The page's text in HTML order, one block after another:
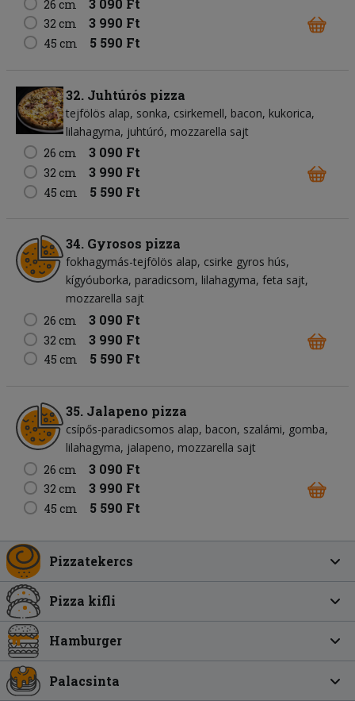
26 cm 3 090 Ft
32 cm 3 990 Ft
45 cm 5 590 Ft
32. Juhtúrós pizza
tejfölös alap sonka csirkemell bacon kukorica
lilahagyma juhtúró mozzarella sajt
26 cm
3 090 Ft
32 cm 3 990 Ft
45 cm 5 590 Ft
34. Gyrosos pizza
fokhagymás-tejfölös alap csirke gyros hús
kígyóuborka paradicsom lilahagyma feta sajt
mozzarella sajt
26 cm
3 090 Ft
32 cm 3 990 Ft
45 cm 5 590 Ft
35. Jalapeno pizza
csípős-paradicsomos alap bacon szalámi gomba
lilahagyma jalapeno mozzarella sajt
26 cm
3 090 Ft
32 cm 3 990 Ft
45 cm 5 590 Ft
Pizzatekercs
Pizza kifli
Hamburger
Palacsinta